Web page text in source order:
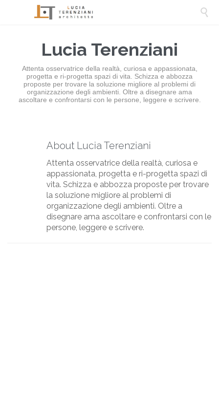

Lucia Terenziani
Attenta osservatrice della realtà, curiosa e appassionata,
progetta e ri-progetta spazi di vita. Schizza e abbozza
proposte per trovare la soluzione migliore al problemi di
organizzazione degli ambienti. Oltre a disegnare ama
ascoltare e confrontarsi con le persone, leggere e scrivere.
About Lucia Terenziani
Attenta osservatrice della realtà, curiosa e
appassionata, progetta e ri-progetta spazi di
vita. Schizza e abbozza proposte per trovare
la soluzione migliore al problemi di
organizzazione degli ambienti. Oltre a
disegnare ama ascoltare e confrontarsi con le
persone, leggere e scrivere.